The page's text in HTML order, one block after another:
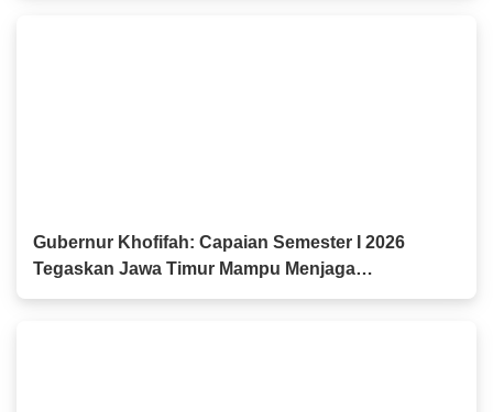
Gubernur Khofifah: Capaian Semester I 2026
Tegaskan Jawa Timur Mampu Menjaga
Pertumbuhan Ekonomi Tertinggi di Pulau Jawa